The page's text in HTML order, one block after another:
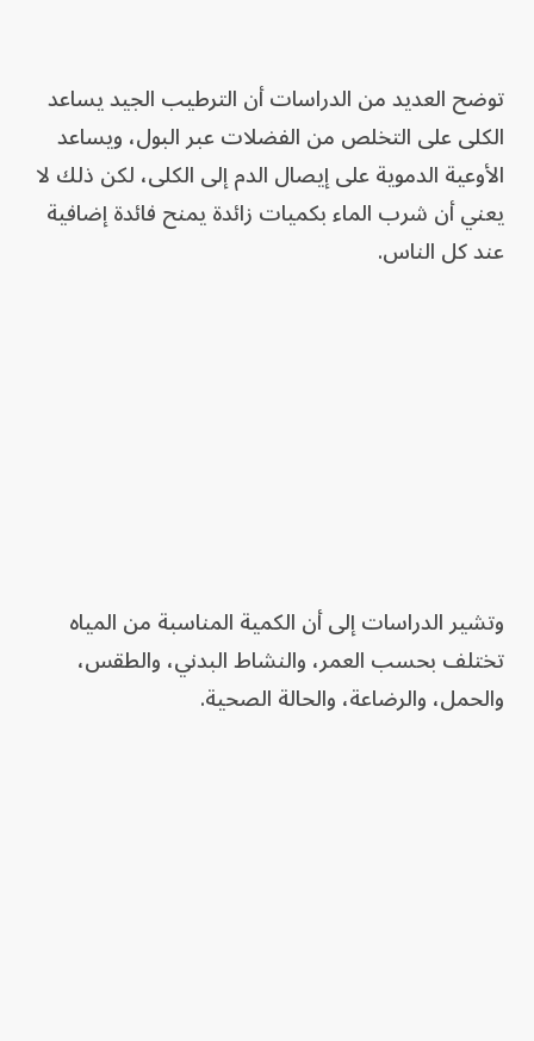
توضح العديد من الدراسات أن الترطيب الجيد يساعد
الكلى على التخلص من الفضلات عبر البول، ويساعد
الأوعية الدموية على إيصال الدم إلى الكلى، لكن ذلك لا
يعني أن شرب الماء بكميات زائدة يمنح فائدة إضافية
عند كل الناس.
وتشير الدراسات إلى أن الكمية المناسبة من المياه
تختلف بحسب العمر، والنشاط البدني، والطقس،
والحمل، والرضاعة، والحالة الصحية.